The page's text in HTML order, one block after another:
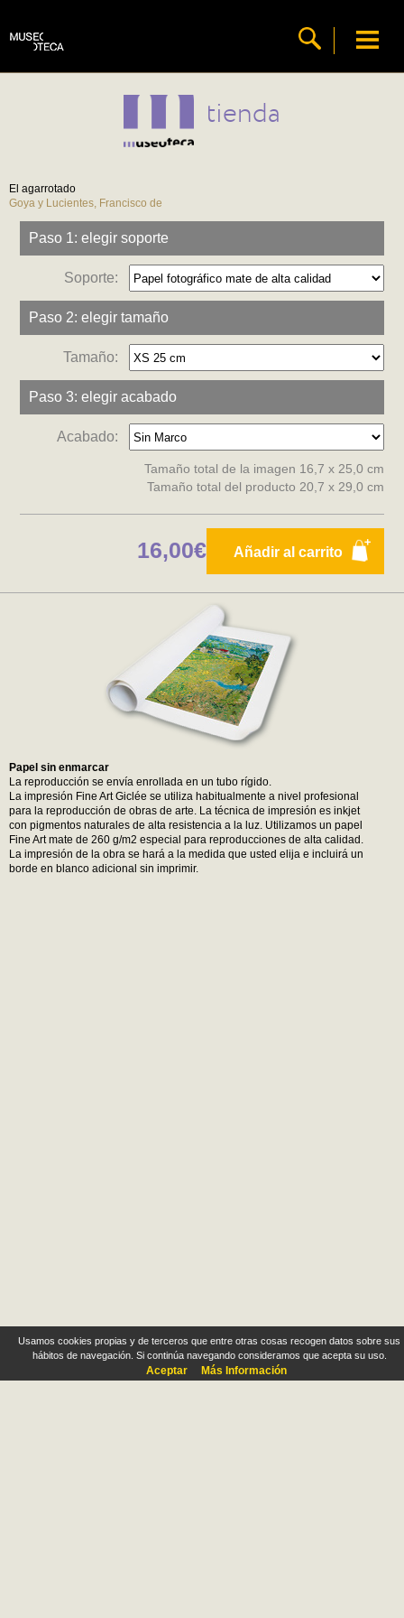
Usamos cookies propias y de terceros que entre otras cosas recogen datos sobre sus
hábitos de navegación. Si continúa navegando consideramos que acepta su uso.
Aceptar Más Información
tienda
El agarrotado
Goya y Lucientes, Francisco de
Paso 1: elegir soporte
Soporte:
Paso 2: elegir tamaño
Tamaño:
Paso 3: elegir acabado
Acabado:
Tamaño total de la imagen 16,7 x 25,0 cm
Tamaño total del producto 20,7 x 29,0 cm
Añadir al carrito
16,00€
Papel sin enmarcar
La reproducción se envía enrollada en un tubo rígido.
La impresión Fine Art Giclée se utiliza habitualmente a nivel profesional
para la reproducción de obras de arte. La técnica de impresión es inkjet
con pigmentos naturales de alta resistencia a la luz. Utilizamos un papel
Fine Art mate de 260 g/m2 especial para reproducciones de alta calidad.
La impresión de la obra se hará a la medida que usted elija e incluirá un
borde en blanco adicional sin imprimir.